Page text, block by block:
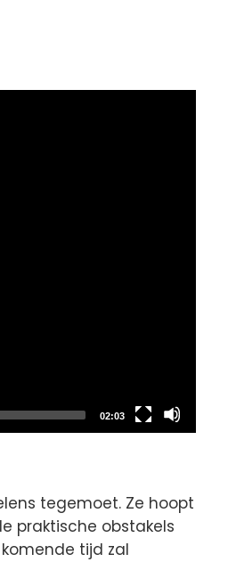
Total
duration
02:03
tegemoet. Ze hoopt
praktische obstakels
tijd zal